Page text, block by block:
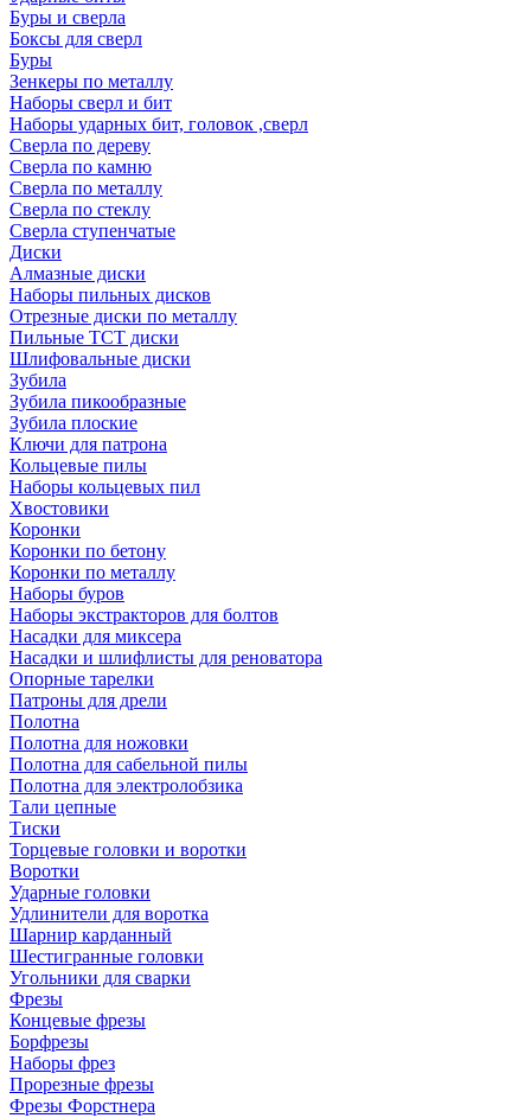
Буры и сверла
Боксы для сверл
Буры
Зенкеры по металлу
Наборы сверл и бит
Наборы ударных бит, головок ,сверл
Сверла по дереву
Сверла по камню
Сверла по металлу
Сверла по стеклу
Сверла ступенчатые
Диски
Алмазные диски
Наборы пильных дисков
Отрезные диски по металлу
Пильные TCT диски
Шлифовальные диски
Зубила
Зубила пикообразные
Зубила плоские
Ключи для патрона
Кольцевые пилы
Наборы кольцевых пил
Хвостовики
Коронки
Коронки по бетону
Коронки по металлу
Наборы буров
Наборы экстракторов для болтов
Насадки для миксера
Насадки и шлифлисты для реноватора
Опорные тарелки
Патроны для дрели
Полотна
Полотна для ножовки
Полотна для сабельной пилы
Полотна для электролобзика
Тали цепные
Тиски
Торцевые головки и воротки
Воротки
Ударные головки
Удлинители для воротка
Шарнир карданный
Шестигранные головки
Угольники для сварки
Фрезы
Концевые фрезы
Борфрезы
Наборы фрез
Прорезные фрезы
Фрезы Форстнера